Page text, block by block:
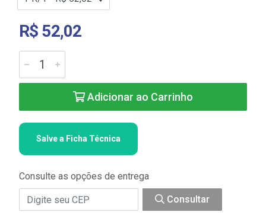
R$ 52,02
Adicionar ao Carrinho
Salve a Ficha Técnica
Consulte as opções de entrega
Consultar